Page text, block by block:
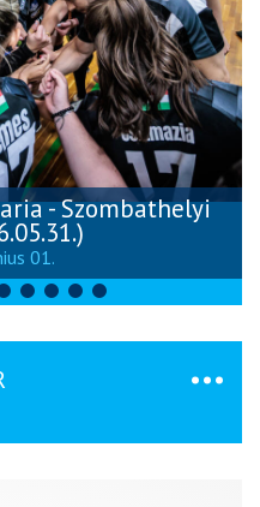
- Szombathelyi
01.